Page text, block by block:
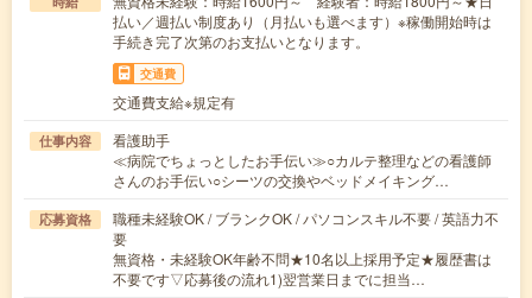
払い／週払い制度あり（月払いも選べます）※稼働開始時は
手続き完了次第のお支払いとなります。
交通費
交通費支給※規定有
仕事内容
看護助手
≪病院でちょっとしたお手伝い≫○カルテ整理などの看護師
さんのお手伝い○シーツの交換やベッドメイキング…
応募資格
職種未経験OK / ブランクOK / パソコンスキル不要 / 英語力不
要
無資格・未経験OK年齢不問★10名以上採用予定★履歴書は
不要です▽応募後の流れ1)翌営業日までに担当…